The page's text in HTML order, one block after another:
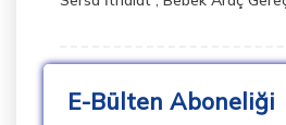
E-Bülten Aboneliği